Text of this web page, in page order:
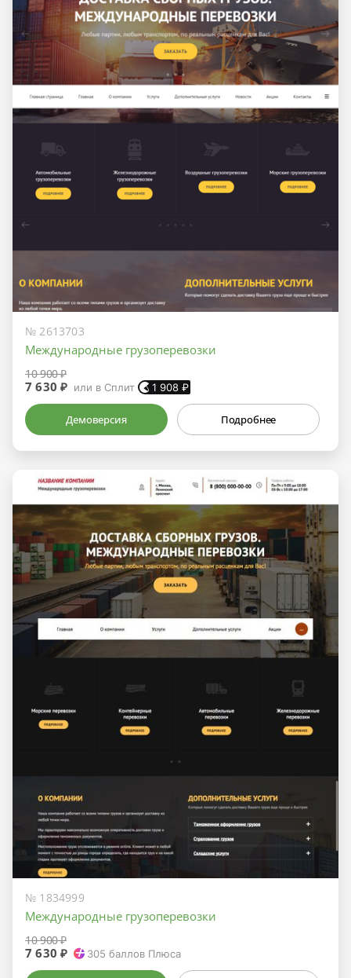
№ 2613703
Международные грузоперевозки
10 900 ₽
7 630 ₽ или в Сплит 1 908 ₽
Демоверсия Подробнее
№ 1834999
Международные грузоперевозки
10 900 ₽
7 630 ₽ 305 баллов Плюса